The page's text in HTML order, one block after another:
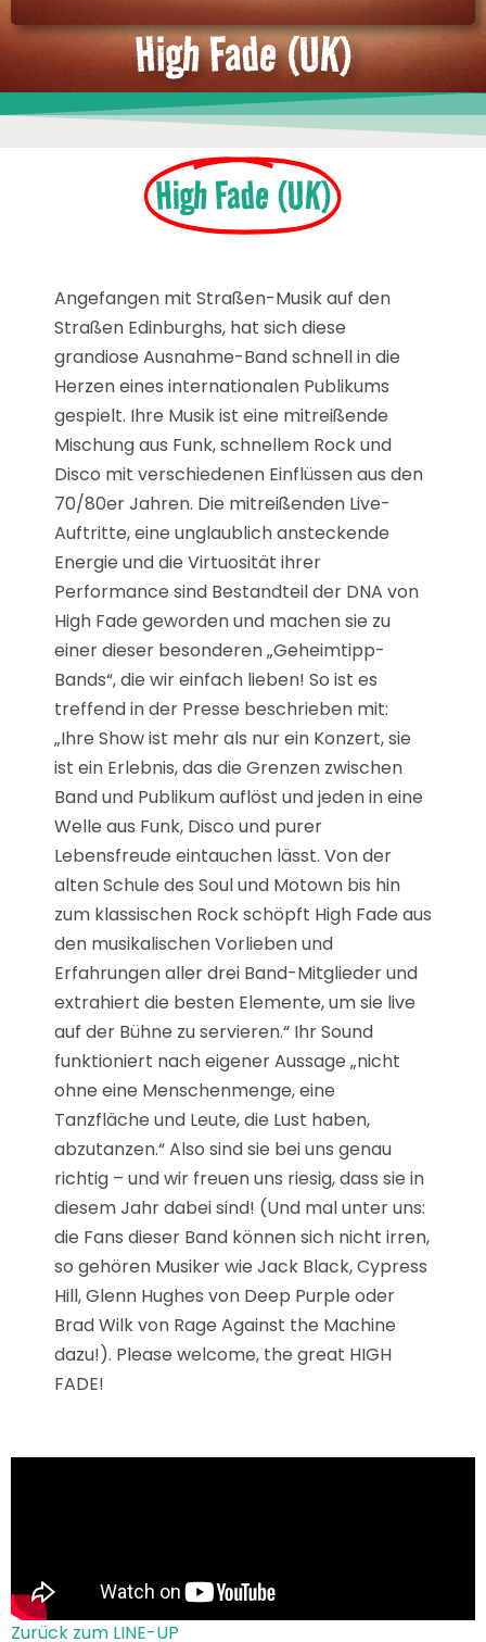
High Fade (UK)
High Fade (UK)
Angefangen mit Straßen-Musik auf den
Straßen Edinburghs, hat sich diese
grandiose Ausnahme-Band schnell in die
Herzen eines internationalen Publikums
gespielt. Ihre Musik ist eine mitreißende
Mischung aus Funk, schnellem Rock und
Disco mit verschiedenen Einflüssen aus den
70/80er Jahren. Die mitreißenden Live-
Auftritte, eine unglaublich ansteckende
Energie und die Virtuosität ihrer
Performance sind Bestandteil der DNA von
High Fade geworden und machen sie zu
einer dieser besonderen „Geheimtipp-
Bands“, die wir einfach lieben! So ist es
treffend in der Presse beschrieben mit:
„Ihre Show ist mehr als nur ein Konzert, sie
ist ein Erlebnis, das die Grenzen zwischen
Band und Publikum auflöst und jeden in eine
Welle aus Funk, Disco und purer
Lebensfreude eintauchen lässt. Von der
alten Schule des Soul und Motown bis hin
zum klassischen Rock schöpft High Fade aus
den musikalischen Vorlieben und
Erfahrungen aller drei Band-Mitglieder und
extrahiert die besten Elemente, um sie live
auf der Bühne zu servieren.“ Ihr Sound
funktioniert nach eigener Aussage „nicht
ohne eine Menschenmenge, eine
Tanzfläche und Leute, die Lust haben,
abzutanzen.“ Also sind sie bei uns genau
richtig – und wir freuen uns riesig, dass sie in
diesem Jahr dabei sind! (Und mal unter uns:
die Fans dieser Band können sich nicht irren,
so gehören Musiker wie Jack Black, Cypress
Hill, Glenn Hughes von Deep Purple oder
Brad Wilk von Rage Against the Machine
dazu!). Please welcome, the great HIGH
FADE!
Zurück zum LINE-UP